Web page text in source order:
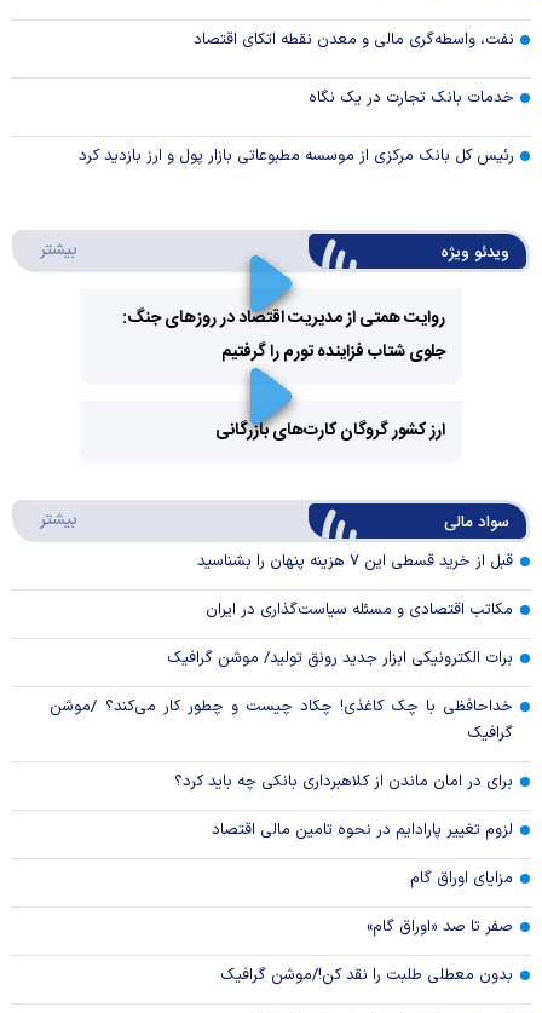
نفت، واسطه‌گری مالی و معدن نقطه اتکای اقتصاد
خدمات بانک تجارت در یک نگاه
رئیس کل بانک مرکزی از موسسه مطبوعاتی بازار پول و ارز بازدید کرد
ویدئو ویژه بیشتر
Play
Video
روایت همتی از مدیریت اقتصاد در روزهای جنگ:
جلوی شتاب فزاینده تورم را گرفتیم
Video
ارز کشور گروگان کارت‌های بازرگانی
سواد مالی بیشتر
قبل از خرید قسطی این ۷ هزینه پنهان را بشناسید
مکاتب اقتصادی و مسئله سیاست‌گذاری در ایران
برات الکترونیکی ابزار جدید رونق تولید/ موشن گرافیک
خداحافظی با چک کاغذی! چکاد چیست و چطور کار می‌کند؟ /موشن
گرافیک
برای در امان ماندن از کلاهبرداری بانکی چه باید کرد؟
لزوم تغییر پارادایم در نحوه تامین مالی اقتصاد
مزایای اوراق گام
صفر تا صد «اوراق گام»
بدون معطلی طلبت را نقد کن!/موشن گرافیک